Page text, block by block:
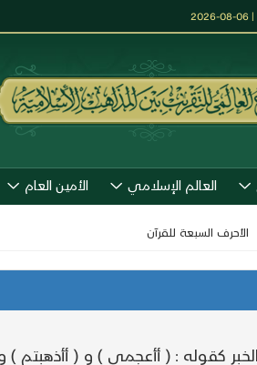
العالم الإسلامي الأمين العام
الأحرف السبعة للقرآن